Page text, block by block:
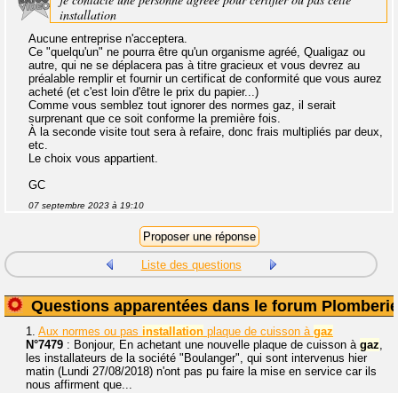
installation
Aucune entreprise n'acceptera.
Ce "quelqu'un" ne pourra être qu'un organisme agréé, Qualigaz ou
autre, qui ne se déplacera pas à titre gracieux et vous devrez au
préalable remplir et fournir un certificat de conformité que vous aurez
acheté (et c'est loin d'être le prix du papier...)
Comme vous semblez tout ignorer des normes gaz, il serait
surprenant que ce soit conforme la première fois.
À la seconde visite tout sera à refaire, donc frais multipliés par deux,
etc.
Le choix vous appartient.
GC
07 septembre 2023 à 19:10
Liste des questions
Questions apparentées dans le forum Plomberie
1. Aux normes ou pas installation plaque de cuisson à gaz
N°7479 : Bonjour, En achetant une nouvelle plaque de cuisson à gaz,
les installateurs de la société "Boulanger", qui sont intervenus hier
matin (Lundi 27/08/2018) n'ont pas pu faire la mise en service car ils
nous affirment que...